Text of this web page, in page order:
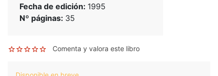
Fecha de edición: 1995
Nº páginas: 35
Comenta y valora este libro